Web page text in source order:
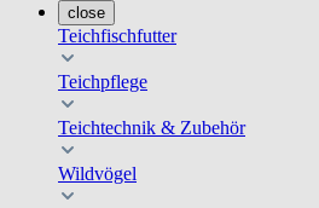
close
Teichfischfutter
Teichpflege
Teichtechnik & Zubehör
Wildvögel